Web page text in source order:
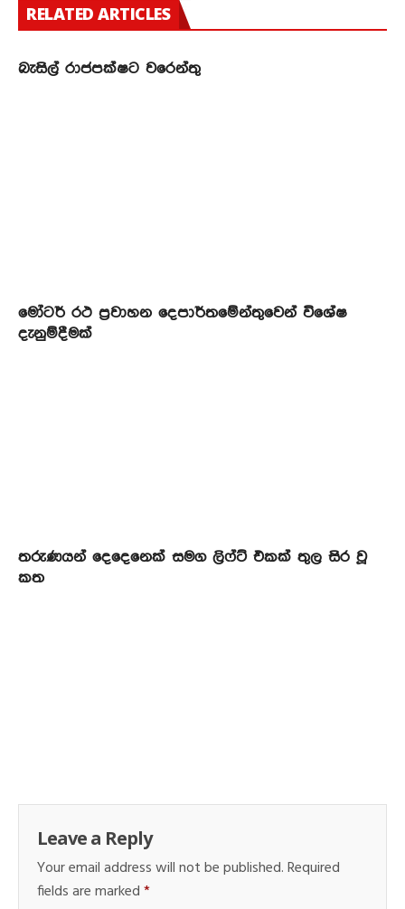
RELATED ARTICLES
බැසිල් රාජපක්ෂට වරෙන්තු
මෝටර් රථ ප්‍රවාහන දෙපාර්තමේන්තුවෙන් විශේෂ
දැනුම්දීමක්
තරුණයන් දෙදෙනෙක් සමග ලිෆ්ට් එකක් තුල සිර වූ
කත
Leave a Reply
Your email address will not be published.Required
fields are marked*